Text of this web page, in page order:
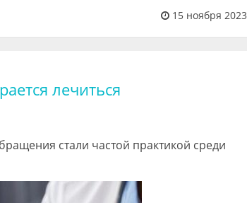
15 ноября 2023
лечиться
стали частой практикой среди